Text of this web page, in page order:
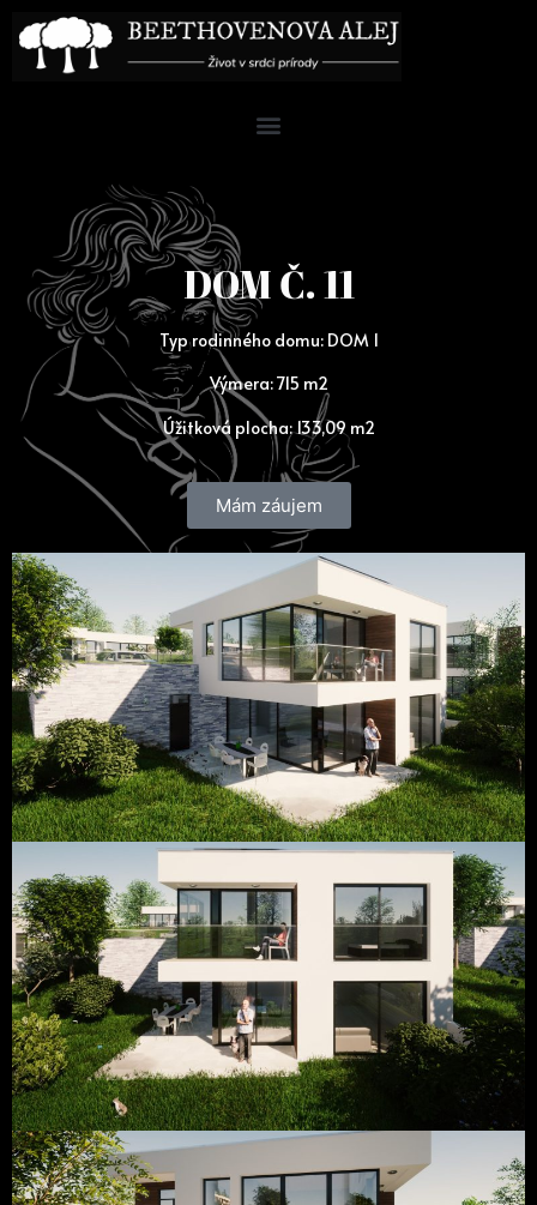
DOM Č. 11
Typ rodinného domu: DOM 1
Výmera:715 m2
Úžitková plocha:133,09 m2
Mám záujem